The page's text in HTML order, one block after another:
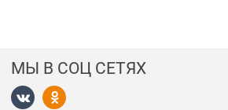
МЫ В СОЦ СЕТЯХ